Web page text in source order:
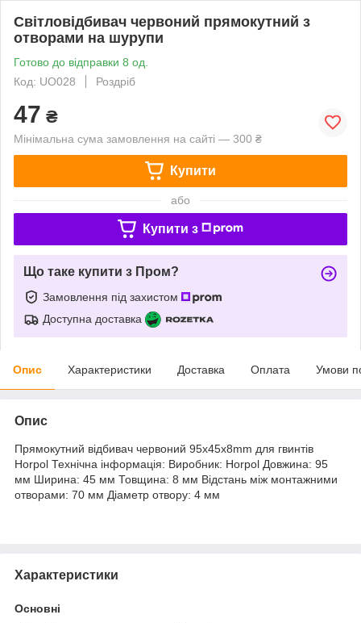
Світловідбивач червоний прямокутний з
отворами на шурупи
Готово до відправки 8 од.
Код: UO028
Роздріб
47 ₴
Мінімальна сума замовлення на сайті — 300 ₴
Купити
або
Купити з
Що таке купити з Пром?
Замовлення під захистом
Доступна доставка
Опис Характеристики Доставка Оплата Умови
Опис
Прямокутний відбивач червоний 95x45x8mm для гвинтів
Horpol Технічна інформація: Виробник: Horpol Довжина: 95
мм Ширина: 45 мм Товщина: 8 мм Відстань між монтажними
отворами: 70 мм Діаметр отвору: 4 мм
Характеристики
Основні